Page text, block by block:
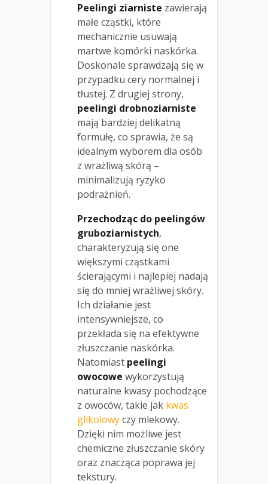
Peelingi ziarniste zawierają
małe cząstki, które
mechanicznie usuwają
martwe komórki naskórka.
Doskonale sprawdzają się w
przypadku cery normalnej i
tłustej. Z drugiej strony,
peelingi drobnoziarniste
mają bardziej delikatną
formułę, co sprawia, że są
idealnym wyborem dla osób
z wrażliwą skórą –
minimalizują ryzyko
podrażnień.
Przechodząc do peelingów
gruboziarnistych,
charakteryzują się one
większymi cząstkami
ścierającymi i najlepiej nadają
się do mniej wrażliwej skóry.
Ich działanie jest
intensywniejsze, co
przekłada się na efektywne
złuszczanie naskórka.
Natomiast peelingi
owocowe wykorzystują
naturalne kwasy pochodzące
z owoców, takie jak kwas
glikolowyczy mlekowy.
Dzięki nim możliwe jest
chemiczne złuszczanie skóry
oraz znacząca poprawa jej
tekstury.